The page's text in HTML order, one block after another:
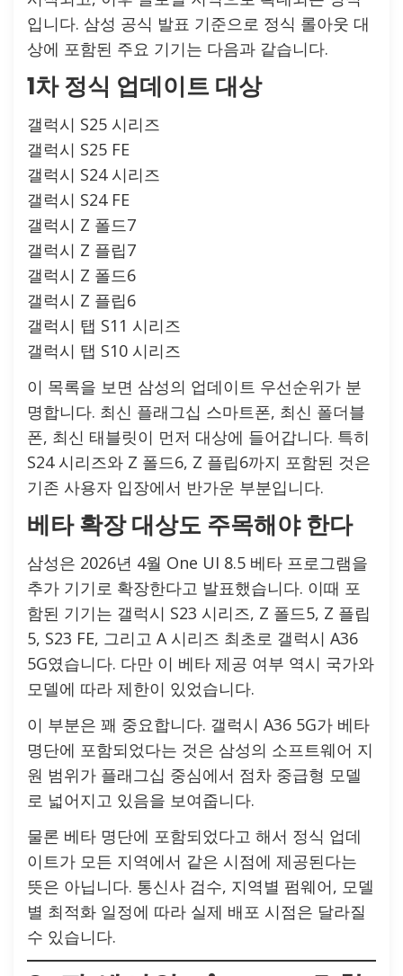
입니다. 삼성 공식 발표 기준으로 정식 롤아웃 대
상에 포함된 주요 기기는 다음과 같습니다.
1차 정식 업데이트 대상
갤럭시 S25 시리즈
갤럭시 S25 FE
갤럭시 S24 시리즈
갤럭시 S24 FE
갤럭시 Z 폴드7
갤럭시 Z 플립7
갤럭시 Z 폴드6
갤럭시 Z 플립6
갤럭시 탭 S11 시리즈
갤럭시 탭 S10 시리즈
이 목록을 보면 삼성의 업데이트 우선순위가 분
명합니다. 최신 플래그십 스마트폰, 최신 폴더블
폰, 최신 태블릿이 먼저 대상에 들어갑니다. 특히
S24 시리즈와 Z 폴드6, Z 플립6까지 포함된 것은
기존 사용자 입장에서 반가운 부분입니다.
베타 확장 대상도 주목해야 한다
삼성은 2026년 4월 One UI 8.5 베타 프로그램을
추가 기기로 확장한다고 발표했습니다. 이때 포
함된 기기는 갤럭시 S23 시리즈, Z 폴드5, Z 플립
5, S23 FE, 그리고 A 시리즈 최초로 갤럭시 A36
5G였습니다. 다만 이 베타 제공 여부 역시 국가와
모델에 따라 제한이 있었습니다.
이 부분은 꽤 중요합니다. 갤럭시 A36 5G가 베타
명단에 포함되었다는 것은 삼성의 소프트웨어 지
원 범위가 플래그십 중심에서 점차 중급형 모델
로 넓어지고 있음을 보여줍니다.
물론 베타 명단에 포함되었다고 해서 정식 업데
이트가 모든 지역에서 같은 시점에 제공된다는
뜻은 아닙니다. 통신사 검수, 지역별 펌웨어, 모델
별 최적화 일정에 따라 실제 배포 시점은 달라질
수 있습니다.